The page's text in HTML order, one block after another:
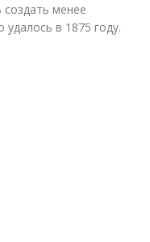
менее
удалось в 1875 году.